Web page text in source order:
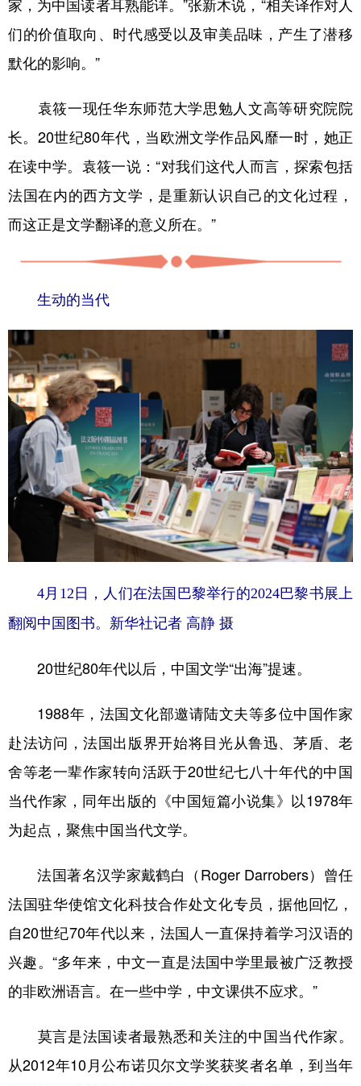
家，为中国读者耳熟能详。”张新木说，“相关译作对人
们的价值取向、时代感受以及审美品味，产生了潜移
默化的影响。”
袁筱一现任华东师范大学思勉人文高等研究院院
长。20世纪80年代，当欧洲文学作品风靡一时，她正
在读中学。袁筱一说：“对我们这代人而言，探索包括
法国在内的西方文学，是重新认识自己的文化过程，
而这正是文学翻译的意义所在。”
生动的当代
4月12日，人们在法国巴黎举行的2024巴黎书展上
翻阅中国图书。新华社记者 高静 摄
20世纪80年代以后，中国文学“出海”提速。
1988年，法国文化部邀请陆文夫等多位中国作家
赴法访问，法国出版界开始将目光从鲁迅、茅盾、老
舍等老一辈作家转向活跃于20世纪七八十年代的中国
当代作家，同年出版的《中国短篇小说集》以1978年
为起点，聚焦中国当代文学。
法国著名汉学家戴鹤白（Roger Darrobers）曾任
法国驻华使馆文化科技合作处文化专员，据他回忆，
自20世纪70年代以来，法国人一直保持着学习汉语的
兴趣。“多年来，中文一直是法国中学里最被广泛教授
的非欧洲语言。在一些中学，中文课供不应求。”
莫言是法国读者最熟悉和关注的中国当代作家。
从2012年10月公布诺贝尔文学奖获奖者名单，到当年